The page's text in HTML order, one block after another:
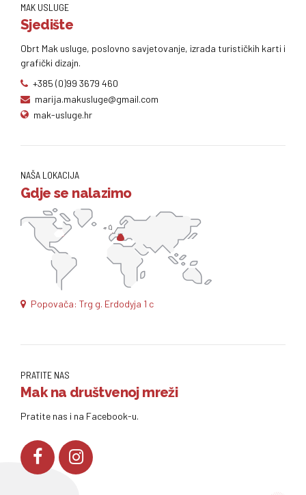
MAK USLUGE
Sjedište
Obrt Mak usluge, poslovno savjetovanje, izrada turističkih karti i
grafički dizajn.
+385 (0)99 3679 460
marija.makusluge@gmail.com
mak-usluge.hr
NAŠA LOKACIJA
Gdje se nalazimo
Popovača: Trg g. Erdodyja 1 c
PRATITE NAS
Mak na društvenoj mreži
Pratite nas i na Facebook-u.